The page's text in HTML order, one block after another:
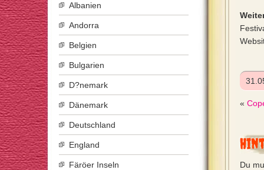
«
Du
Albanien
Andorra
Belgien
Bulgarien
D?nemark
Dänemark
Deutschland
England
Färöer Inseln